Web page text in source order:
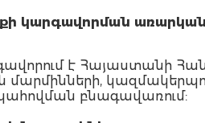
կարգավորման առարկան
է
բնագավառում: